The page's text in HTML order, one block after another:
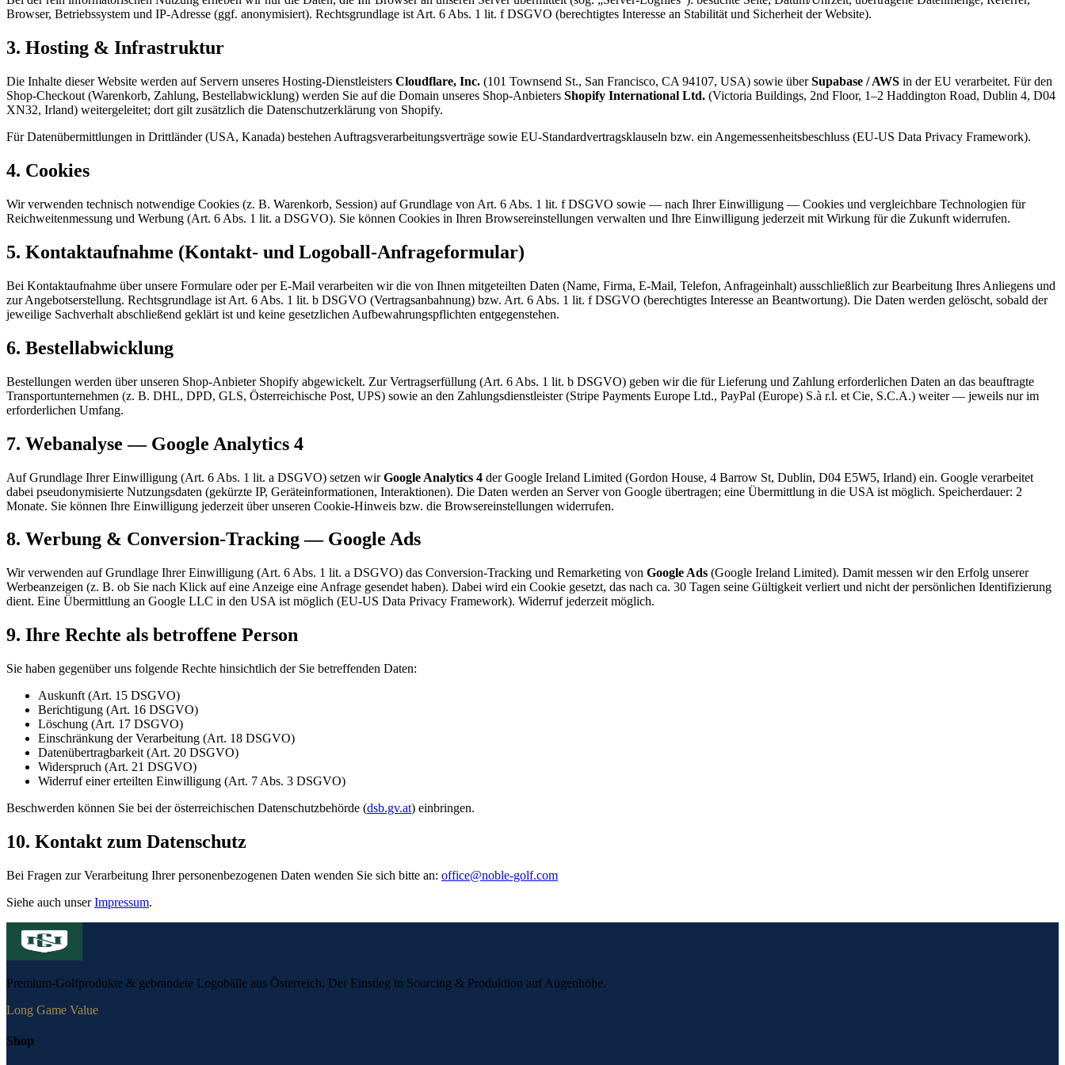
Browser, Betriebssystem und IP-Adresse (ggf. anonymisiert). Rechtsgrundlage ist Art. 6 Abs. 1 lit. f DSGVO (berechtigtes Interesse an Stabilität und Sicherheit der Website).
3. Hosting & Infrastruktur
Die Inhalte dieser Website werden auf Servern unseres Hosting-Dienstleisters Cloudflare, Inc. (101 Townsend St., San Francisco, CA 94107, USA) sowie überSupabase / AWS in der EU verarbeitet. Für den
Shop-Checkout (Warenkorb, Zahlung, Bestellabwicklung) werden Sie auf die Domain unseres Shop-Anbieters Shopify International Ltd. (Victoria Buildings, 2nd Floor, 1–2 Haddington Road, Dublin 4, D04
XN32, Irland) weitergeleitet; dort gilt zusätzlich die Datenschutzerklärung von Shopify.
Für Datenübermittlungen in Drittländer (USA, Kanada) bestehen Auftragsverarbeitungs­verträge sowie EU-Standardvertrags­klauseln bzw. ein Angemessenheits­beschluss (EU-US Data Privacy Framework).
4. Cookies
Wir verwenden technisch notwendige Cookies (z. B. Warenkorb, Session) auf Grundlage von Art. 6 Abs. 1 lit. f DSGVO sowie — nach Ihrer Einwilligung — Cookies und vergleichbare Technologien für
Reichweiten­messung und Werbung (Art. 6 Abs. 1 lit. a DSGVO). Sie können Cookies in Ihren Browser­einstellungen verwalten und Ihre Einwilligung jederzeit mit Wirkung für die Zukunft widerrufen.
5. Kontaktaufnahme (Kontakt- und Logoball-Anfrageformular)
Bei Kontaktaufnahme über unsere Formulare oder per E-Mail verarbeiten wir die von Ihnen mitgeteilten Daten (Name, Firma, E-Mail, Telefon, Anfrageinhalt) ausschließlich zur Bearbeitung Ihres Anliegens und
zur Angebots­erstellung. Rechtsgrundlage ist Art. 6 Abs. 1 lit. b DSGVO (Vertragsanbahnung) bzw. Art. 6 Abs. 1 lit. f DSGVO (berechtigtes Interesse an Beantwortung). Die Daten werden gelöscht, sobald der
jeweilige Sachverhalt abschließend geklärt ist und keine gesetzlichen Aufbewahrungspflichten entgegenstehen.
6. Bestellabwicklung
Bestellungen werden über unseren Shop-Anbieter Shopify abgewickelt. Zur Vertrags­erfüllung (Art. 6 Abs. 1 lit. b DSGVO) geben wir die für Lieferung und Zahlung erforderlichen Daten an das beauftragte
Transport­unternehmen (z. B. DHL, DPD, GLS, Österreichische Post, UPS) sowie an den Zahlungs­dienstleister (Stripe Payments Europe Ltd., PayPal (Europe) S.à r.l. et Cie, S.C.A.) weiter — jeweils nur im
erforderlichen Umfang.
7. Webanalyse — Google Analytics 4
Auf Grundlage Ihrer Einwilligung (Art. 6 Abs. 1 lit. a DSGVO) setzen wirGoogle Analytics 4 der Google Ireland Limited (Gordon House, 4 Barrow St, Dublin, D04 E5W5, Irland) ein. Google verarbeitet
dabei pseudonymisierte Nutzungsdaten (gekürzte IP, Geräteinformationen, Interaktionen). Die Daten werden an Server von Google übertragen; eine Übermittlung in die USA ist möglich. Speicherdauer: 2
Monate. Sie können Ihre Einwilligung jederzeit über unseren Cookie-Hinweis bzw. die Browser­einstellungen widerrufen.
8. Werbung & Conversion-Tracking — Google Ads
Wir verwenden auf Grundlage Ihrer Einwilligung (Art. 6 Abs. 1 lit. a DSGVO) das Conversion-Tracking und Remarketing von Google Ads (Google Ireland Limited). Damit messen wir den Erfolg unserer
Werbe­anzeigen (z. B. ob Sie nach Klick auf eine Anzeige eine Anfrage gesendet haben). Dabei wird ein Cookie gesetzt, das nach ca. 30 Tagen seine Gültigkeit verliert und nicht der persönlichen Identifizierung
dient. Eine Übermittlung an Google LLC in den USA ist möglich (EU-US Data Privacy Framework). Widerruf jederzeit möglich.
9. Ihre Rechte als betroffene Person
Sie haben gegenüber uns folgende Rechte hinsichtlich der Sie betreffenden Daten:
Auskunft (Art. 15 DSGVO)
Berichtigung (Art. 16 DSGVO)
Löschung (Art. 17 DSGVO)
Einschränkung der Verarbeitung (Art. 18 DSGVO)
Datenübertragbarkeit (Art. 20 DSGVO)
Widerspruch (Art. 21 DSGVO)
Widerruf einer erteilten Einwilligung (Art. 7 Abs. 3 DSGVO)
Beschwerden können Sie bei der österreichischen Datenschutzbehörde (dsb.gv.at) einbringen.
10. Kontakt zum Datenschutz
Bei Fragen zur Verarbeitung Ihrer personenbezogenen Daten wenden Sie sich bitte an: office@noble-golf.com
Siehe auch unserImpressum.
Premium-Golfprodukte & gebrandete Logobälle aus Österreich. Der Einstieg in Sourcing & Produktion auf Augenhöhe.
Long Game Value
Shop